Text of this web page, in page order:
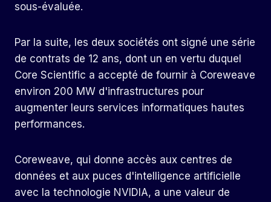
sous-évaluée.
Par la suite, les deux sociétés ont signé une série
de contrats de 12 ans, dont un en vertu duquel
Core Scientific a accepté de fournir à Coreweave
environ 200 MW d'infrastructures pour
augmenter leurs services informatiques hautes
performances.
Coreweave, qui donne accès aux centres de
données et aux puces d'intelligence artificielle
avec la technologie NVIDIA, a une valeur de